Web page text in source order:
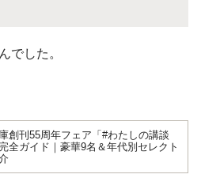
でした。
創刊55周年フェア「#わたしの講談
全ガイド｜豪華9名＆年代別セレクト